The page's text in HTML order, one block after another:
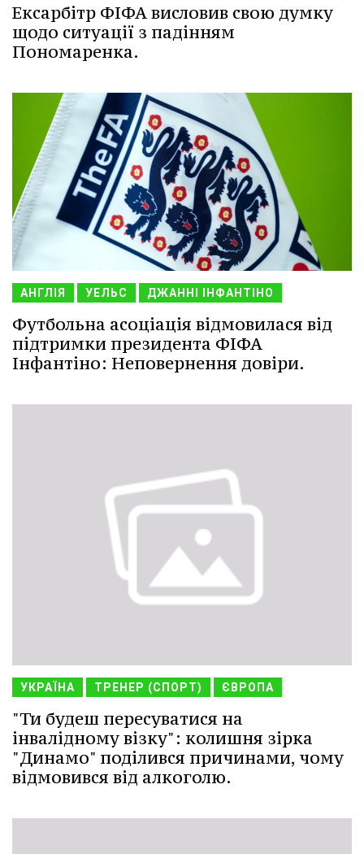
Ексарбітр ФІФА висловив свою думку
щодо ситуації з падінням
Пономаренка.
АНГЛІЯ УЕЛЬС ДЖАННІ ІНФАНТІНО
Футбольна асоціація відмовилася від
підтримки президента ФІФА
Інфантіно: Неповернення довіри.
УКРАЇНА ТРЕНЕР (СПОРТ) ЄВРОПА
"Ти будеш пересуватися на
інвалідному візку": колишня зірка
"Динамо" поділився причинами, чому
відмовився від алкоголю.